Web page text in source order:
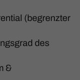
(begrenzter
des
&